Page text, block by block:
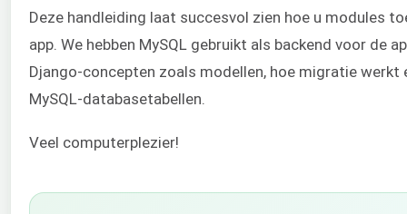
Deze handleiding laat succesvol zien hoe u modules
app. We hebben MySQL gebruikt als backend voor de
Django-concepten zoals modellen, hoe migratie werkt
MySQL-databasetabellen.
Veel computerplezier!